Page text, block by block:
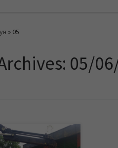
» 05
05/
због радова ЕПС-а